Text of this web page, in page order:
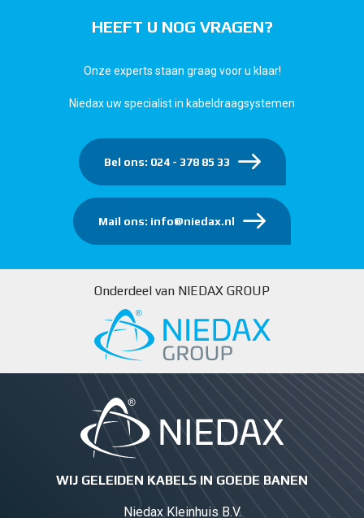
HEEFT U NOG VRAGEN?
Onze experts staan graag voor u klaar!
Niedax uw specialist in kabeldraagsystemen
Bel ons: 024 - 378 85 33
Mail ons: info@niedax.nl
Onderdeel van NIEDAX GROUP
WIJ GELEIDEN KABELS IN GOEDE BANEN
Niedax Kleinhuis B.V.